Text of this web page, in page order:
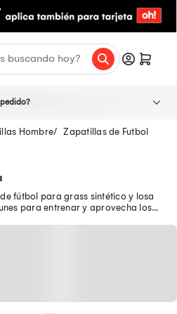
Hombre
Zapatillas de Futbol
fútbol para grass sintético y losa
para entrenar y aprovecha los